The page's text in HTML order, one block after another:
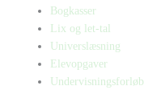
Bogkasser
Lix og let-tal
Universlæsning
Elevopgaver
Undervisningsforløb